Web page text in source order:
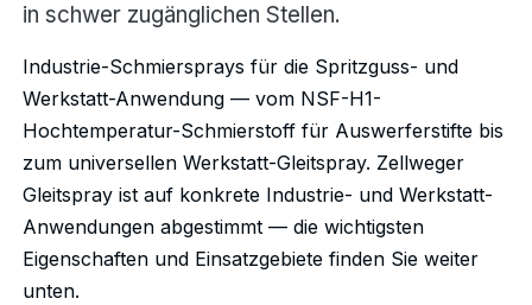
in schwer zugänglichen Stellen.
Industrie-Schmiersprays für die Spritzguss- und
Werkstatt-Anwendung — vom NSF-H1-
Hochtemperatur-Schmierstoff für Auswerferstifte bis
zum universellen Werkstatt-Gleitspray. Zellweger
Gleitspray ist auf konkrete Industrie- und Werkstatt-
Anwendungen abgestimmt — die wichtigsten
Eigenschaften und Einsatzgebiete finden Sie weiter
unten.